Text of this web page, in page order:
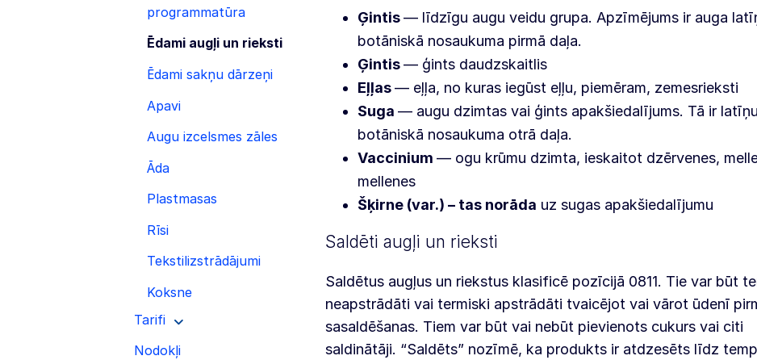
programmatūra
Ēdami augļi un rieksti
Ēdami sakņu dārzeņi
Apavi
Augu izcelsmes zāles
Āda
Plastmasas
Rīsi
Tekstilizstrādājumi
Koksne
Tarifi
Nodokļi
Ģintis— līdzīgu augu veidu grupa. Apzīmējums ir auga
botāniskā nosaukuma pirmā daļa.
Ģintis— ģints daudzskaitlis
Eļļas— eļļa, no kuras iegūst eļļu, piemēram, zemesrieksti
Suga — augu dzimtas vai ģints apakšiedalījums. Tā ir
botāniskā nosaukuma otrā daļa.
Vaccinium — ogu krūmu dzimta, ieskaitot dzērvenes,
mellenes
Šķirne (var.) – tas norāda uz sugas apakšiedalījumu
Saldēti augļi un rieksti
Saldētus augļus un riekstus klasificē pozīcijā 0811. Tie var būt
neapstrādāti vai termiski apstrādāti tvaicējot vai vārot ūdenī
sasaldēšanas. Tiem var būt vai nebūt pievienots cukurs vai citi
saldinātāji. “Saldēts” nozīmē, ka produkts ir atdzesēts līdz